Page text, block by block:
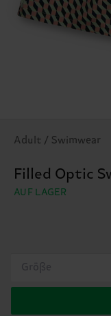
Adult / Swimwear
Filled Optic
AUF LAGER
Größe